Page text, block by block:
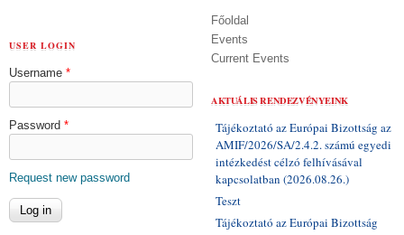
USER LOGIN
Username *
Password *
Request new password
Főoldal
Events
Current Events
AKTUÁLIS RENDEZVÉNYEINK
Tájékoztató az Európai Bizottság az
AMIF/2026/SA/2.4.2. számú egyedi
intézkedést célzó felhívásával
kapcsolatban (2026.08.26.)
Teszt
Tájékoztató az Európai Bizottság